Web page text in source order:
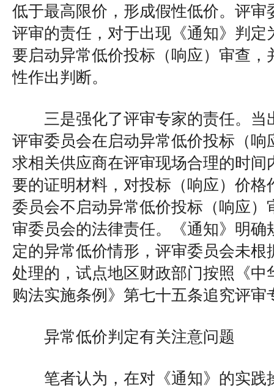
低于最高限价，形成假性低价。评审
评审的责任，对于出现《通知》判定
要启动异常低价投标（响应）审查，
性作出判断。
三是强化了评审专家的责任。当
评审委员会在启动异常低价投标（响
求相关供应商在评审现场合理的时间
要的证明材料，对投标（响应）价格
委员会不启动异常低价投标（响应）
审委员会的法律责任。《通知》明确
定的异常低价情形，评审委员会未根
处理的，试点地区财政部门按照《中
购法实施条例》第七十五条追究评审
异常低价判定有关注意问题
笔者认为，在对《通知》的实践